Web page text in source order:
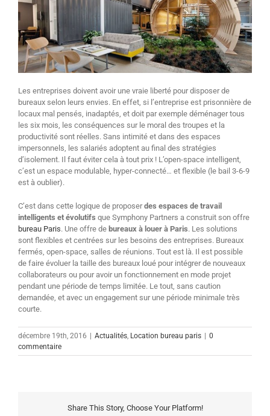
Les entreprises doivent avoir une vraie liberté pour disposer de
bureaux selon leurs envies. En effet, si l’entreprise est prisonnière de
locaux mal pensés, inadaptés, et doit par exemple déménager tous
les six mois, les conséquences sur le moral des troupes et la
productivité sont réelles. Sans intimité et dans des espaces
impersonnels, les salariés adoptent au final des stratégies
d’isolement. Il faut éviter cela à tout prix ! L’open-space intelligent,
c’est un espace modulable, hyper-connecté… et flexible (le bail 3-6-9
est à oublier).
C’est dans cette logique de proposerdes espaces de travail
intelligents et évolutifs que Symphony Partners a construit son offre
bureau Paris. Une offre de bureaux à louer à Paris. Les solutions
sont flexibles et centrées sur les besoins des entreprises. Bureaux
fermés, open-space, salles de réunions. Tout est là. Il est possible
de faire évoluer la taille des bureaux loué pour intégrer de nouveaux
collaborateurs ou pour avoir un fonctionnement en mode projet
pendant une période de temps limitée. Le tout, sans caution
demandée, et avec un engagement sur une période minimale très
courte.
décembre 19th, 2016 | Actualités Location bureau paris | 0
commentaire
Share This Story, Choose Your Platform!